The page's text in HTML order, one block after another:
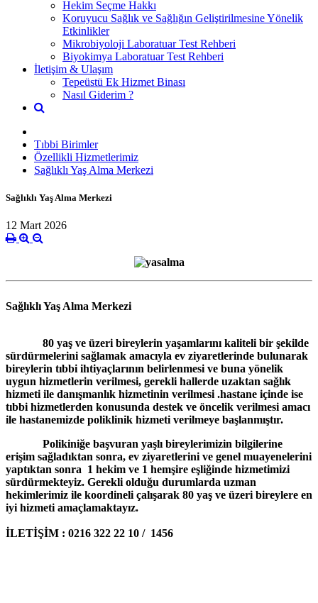
Hekim Seçme Hakkı
Koruyucu Sağlık ve Sağlığın Geliştirilmesine Yönelik
Etkinlikler
Mikrobiyoloji Laboratuar Test Rehberi
Biyokimya Laboratuar Test Rehberi
İletişim & Ulaşım
Tepeüstü Ek Hizmet Binası
Nasıl Giderim ?
Tıbbi Birimler
Özellikli Hizmetlerimiz
Sağlıklı Yaş Alma Merkezi
Sağlıklı Yaş Alma Merkezi
12 Mart 2026
Sağlıklı Yaş Alma Merkezi
80 yaş ve üzeri bireylerin yaşamlarını kaliteli bir şekilde
sürdürmelerini sağlamak amacıyla ev ziyaretlerinde bulunarak
bireylerin tıbbi ihtiyaçlarının belirlenmesi ve buna yönelik
uygun hizmetlerin verilmesi, gerekli hallerde uzaktan sağlık
hizmeti ile danışmanlık hizmetinin verilmesi .hastane içinde ise
tıbbi hizmetlerden konusunda destek ve öncelik verilmesi amacı
ile hastanemizde poliklinik hizmeti verilmeye başlanmıştır.
Polikiniğe başvuran yaşlı bireylerimizin bilgilerine
erişim sağladıktan sonra, ev ziyaretlerini ve genel muayenelerini
yaptıktan sonra 1 hekim ve 1 hemşire eşliğinde hizmetimizi
sürdürmekteyiz. Gerekli olduğu durumlarda uzman
hekimlerimiz ile koordineli çalışarak 80 yaş ve üzeri bireylere en
iyi hizmeti amaçlamaktayız.
İLETİŞİM : 0216 322 22 10 / 1456